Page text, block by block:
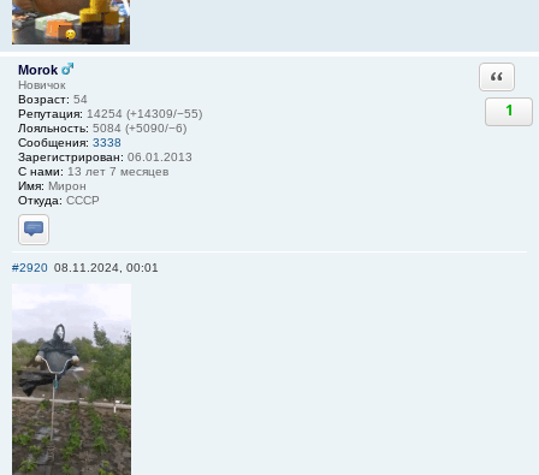
Morok
Новичок
Возраст: 54
Репутация: 14254 (+14309/−55)
Лояльность: 5084 (+5090/−6)
Сообщения: 3338
Зарегистрирован: 06.01.2013
С нами: 13 лет 7 месяцев
Имя: Мирон
Откуда: СССР
Отправить личное сообщение
1
#2920 08.11.2024, 00:01